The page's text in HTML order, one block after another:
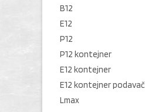
B12
E12
P12
P12 kontejner
E12 kontejner
E12 kontejner podavač
Lmax